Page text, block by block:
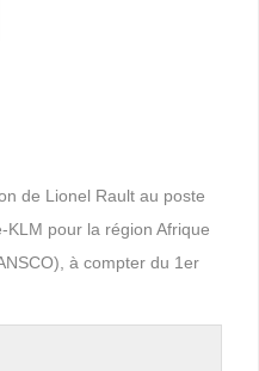
de Lionel Rault au poste
pour la région Afrique
à compter du 1er